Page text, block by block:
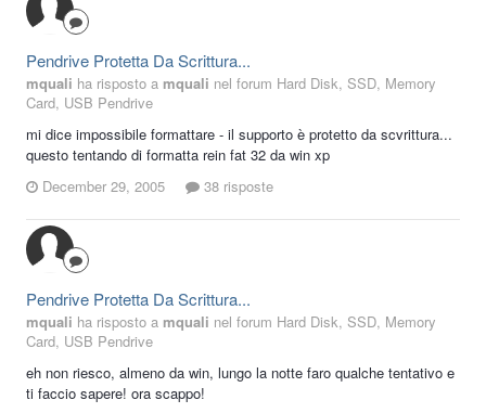
Pendrive Protetta Da Scrittura...
mquali ha risposto a mquali nel forum Hard Disk, SSD, Memory
Card, USB Pendrive
mi dice impossibile formattare - il supporto è protetto da scvrittura...
questo tentando di formatta rein fat 32 da win xp
December 29, 2005
38 risposte
Pendrive Protetta Da Scrittura...
mquali ha risposto a mquali nel forum Hard Disk, SSD, Memory
Card, USB Pendrive
eh non riesco, almeno da win, lungo la notte faro qualche tentativo e
ti faccio sapere! ora scappo!